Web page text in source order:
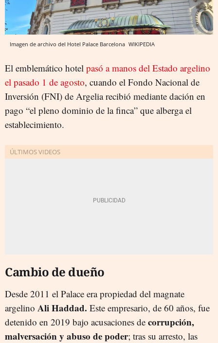
Imagen de archivo del Hotel Palace Barcelona WIKIPEDIA
El emblemático hotel pasó a manos del Estado argelino
el pasado 1 de agosto, cuando el Fondo Nacional de
Inversión (FNI) de Argelia recibió mediante dación en
pago “el pleno dominio de la finca” que alberga el
establecimiento.
Cambio de dueño
Desde 2011 el Palace era propiedad del magnate
argelino Ali Haddad. Este empresario, de 60 años, fue
detenido en 2019 bajo acusaciones de corrupción,
malversación y abuso de poder; tras su arresto, las